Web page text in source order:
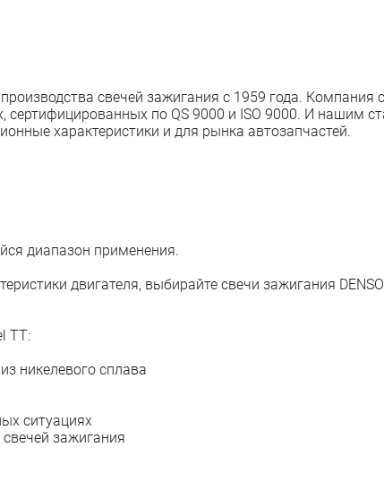
свечей зажигания с 1959 года.
сертифицированных по QS 9000 и ISO 9000. И нашим
характеристики и для рынка автозапчастей.
диапазон применения.
двигателя, выбирайте свечи зажигания
TT:
никелевого сплава
ситуациях
зажигания